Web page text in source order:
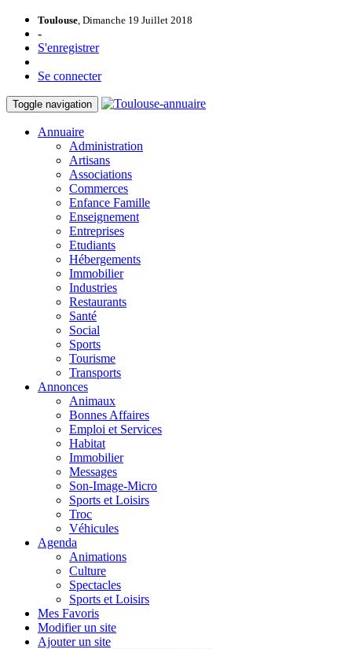
Toulouse, Dimanche 19 Juillet 2018
-
S'enregistrer
Se connecter
Toggle navigation
Annuaire
Administration
Artisans
Associations
Commerces
Enfance Famille
Enseignement
Entreprises
Etudiants
Hébergements
Immobilier
Industries
Restaurants
Santé
Social
Sports
Tourisme
Transports
Annonces
Animaux
Bonnes Affaires
Emploi et Services
Habitat
Immobilier
Messages
Son-Image-Micro
Sports et Loisirs
Troc
Véhicules
Agenda
Animations
Culture
Spectacles
Sports et Loisirs
Mes Favoris
Modifier un site
Ajouter un site